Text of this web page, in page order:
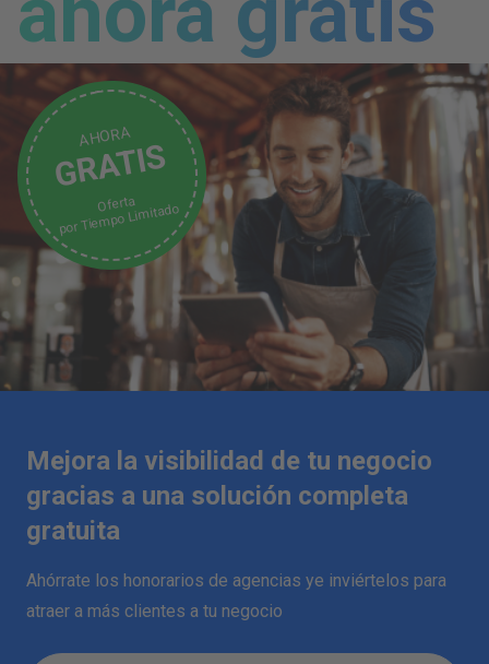
Mejora la visibilidad de tu negocio
gracias a una solución completa
gratuita
Ahórrate los honorarios de agencias ye inviértelos para
atraer a más clientes a tu negocio
AHORA
GRATIS
Oferta
por Tiempo Limitado